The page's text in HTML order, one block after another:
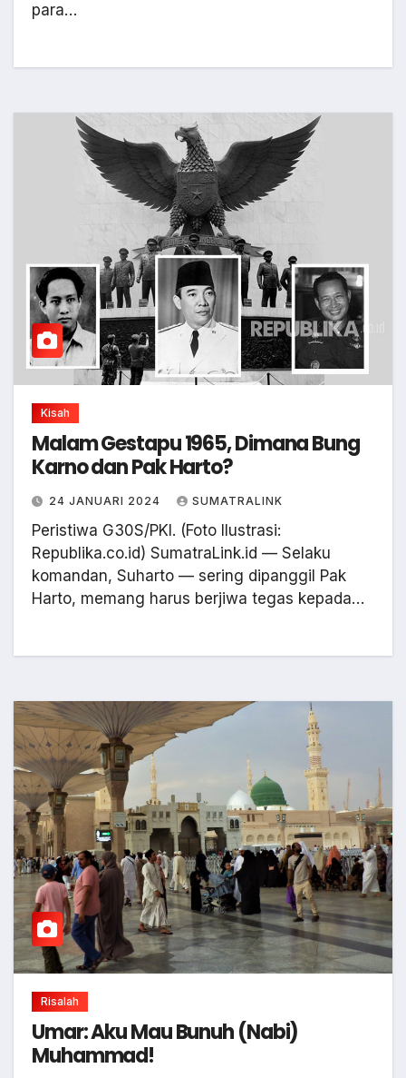
para…
Kisah
Malam Gestapu 1965, Dimana Bung
Karno dan Pak Harto?
24 JANUARI 2024 SUMATRALINK
Peristiwa G30S/PKI. (Foto Ilustrasi:
Republika.co.id) SumatraLink.id — Selaku
komandan, Suharto — sering dipanggil Pak
Harto, memang harus berjiwa tegas kepada…
Risalah
Umar: Aku Mau Bunuh (Nabi)
Muhammad!